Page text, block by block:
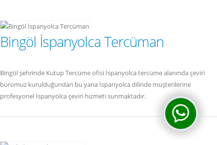
Bingöl İspanyolca Tercüman
Bingöl şehrinde Kutup Tercüme ofisi İspanyolca tercüme alanında çeviri
büromuz kurulduğundan bu yana İspanyolca dilinde müşterilerine
profesyonel İspanyolca çeviri hizmeti sunmaktadır.